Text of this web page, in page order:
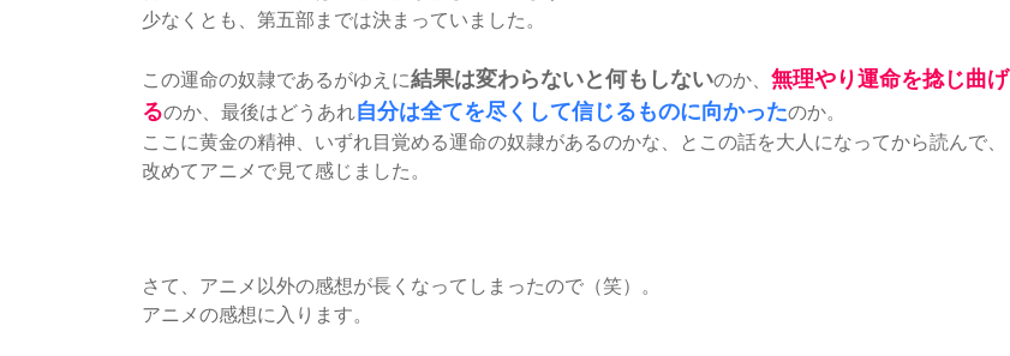
少なくとも、第五部までは決まっていました。
この運命の奴隷であるがゆえに結果は変わらないと何もしないのか、 無理やり運命を捻じ曲げ
るのか、最後はどうあれ自分は全てを尽くして信じるものに向かったのか。
ここに黄金の精神、いずれ目覚める運命の奴隷があるのかな、とこの話を大人になってから読んで、
改めてアニメで見て感じました。
さて、アニメ以外の感想が長くなってしまったので（笑）。
アニメの感想に入ります。